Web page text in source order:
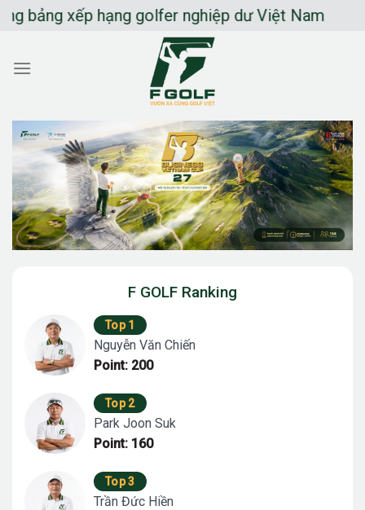
Chuyển
dung
xếp hạng golfer nghiệp dư Việt Nam
F GOLF Ranking
Top 1
Nguyễn Văn Chiến
Point: 200
Top 2
Park Joon Suk
Point: 160
Top 3
Trần Đức Hiền